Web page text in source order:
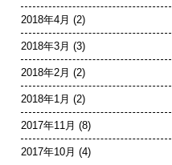
2018年4月 (2)
2018年3月 (3)
2018年2月 (2)
2018年1月 (2)
2017年11月 (8)
2017年10月 (4)